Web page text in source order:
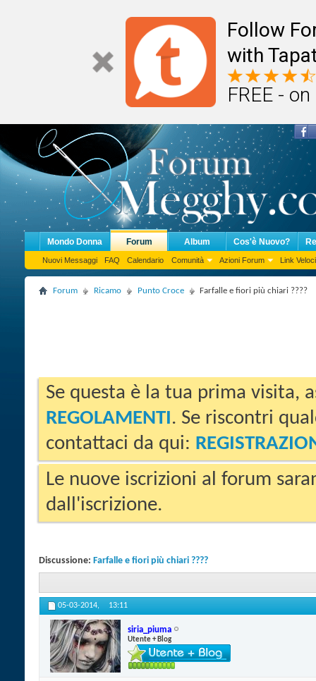
Follow
with
FREE -
Mondo Donna Forum
Nuovi Messaggi FAQ Calendario Comunità Azioni Forum Link Veloci
Album Cos'è Nuovo?
Forum Ricamo Punto Croce Farfalle e fiori più chiari ????
Se questa è la tua prima visita,
REGOLAMENTI. Se riscontri
contattaci da qui:
Le nuove iscrizioni al forum
dall'iscrizione.
Discussione: Farfalle e fiori più chiari ????
05-03-2014, 13:11
siria_piuma
Utente + Blog